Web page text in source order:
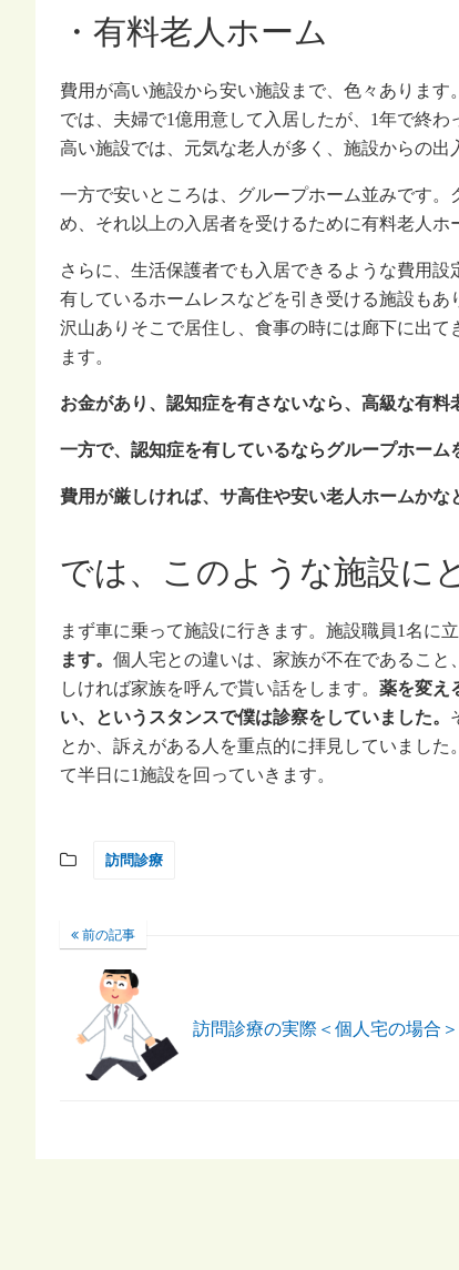
・有料老人ホーム
費用が高い施設から安い施設まで、色々ありま
では、夫婦で1億用意して入居したが、1年で終
高い施設では、元気な老人が多く、施設からの出
一方で安いところは、グループホーム並みです
め、それ以上の入居者を受けるために有料老人ホ
さらに、生活保護者でも入居できるような費用
有しているホームレスなどを引き受ける施設も
沢山ありそこで居住し、食事の時には廊下に出
ます。
お金があり、認知症を有さないなら、高級な有料
一方で、認知症を有しているならグループホーム
費用が厳しければ、サ高住や安い老人ホームかな
では、このような施設に
まず車に乗って施設に行きます。施設職員1名に
ます。 個人宅との違いは、家族が不在であるこ
しければ家族を呼んで貰い話をします。 薬を変え
い、というスタンスで僕は診察をしていました。
とか、訴えがある人を重点的に拝見していました。
て半日に1施設を回っていきます。
訪問診療
前の記事
訪問診療の実際＜個人宅の場合＞